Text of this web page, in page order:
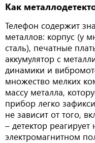
Как
Телефон содержит
металлов: корпус (у
сталь), печатные
аккумулятор с
динамики и
множество мелких
массу металла,
прибор легко
не зависит от того,
– детектор
электромагнитном